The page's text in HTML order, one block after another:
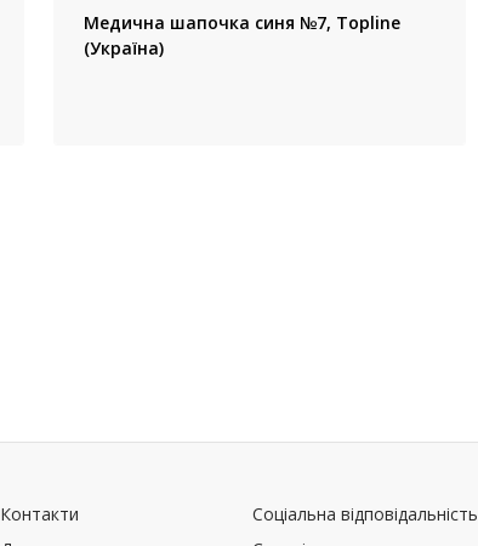
Медична шапочка синя №7, Topline
(Україна)
Контакти
Соціальна відповідальність